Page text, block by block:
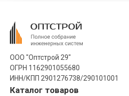
ООО "Оптстрой 29"
ОГРН 1162901055680
ИНН/КПП 2901276738/290101001
Каталог товаров